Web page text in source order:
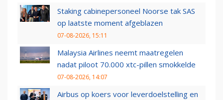
Staking cabinepersoneel Noorse tak SAS
op laatste moment afgeblazen
07-08-2026, 15:11
Malaysia Airlines neemt maatregelen
nadat piloot 70.000 xtc-pillen smokkelde
07-08-2026, 14:07
Airbus op koers voor leverdoelstelling en